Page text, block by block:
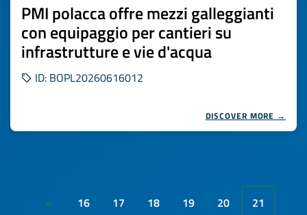
PMI polacca offre mezzi galleggianti
con equipaggio per cantieri su
infrastrutture e vie d'acqua
ID: BOPL20260616012
DISCOVER MORE →
« 16 17 18 19 20
21